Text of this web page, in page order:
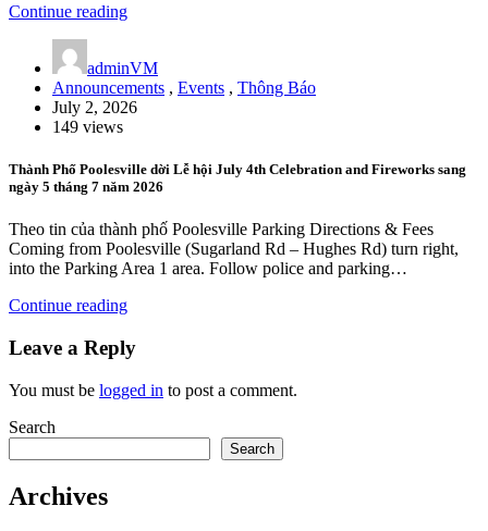
Continue reading
adminVM
Announcements , Events , Thông Báo
July 2, 2026
149 views
Thành Phố Poolesville dời Lễ hội July 4th Celebration and Fireworks sang
ngày 5 tháng 7 năm 2026
Theo tin của thành phố Poolesville Parking Directions & Fees
Coming from Poolesville (Sugarland Rd – Hughes Rd) turn right,
into the Parking Area 1 area. Follow police and parking…
Continue reading
Leave a Reply
You must be logged in to post a comment.
Search
Search
Archives